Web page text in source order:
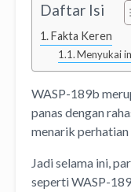
Daftar Isi
Fakta Keren
Menyukai
WASP-189b
panas dengan
menarik
Jadi selama ini,
seperti WASP-